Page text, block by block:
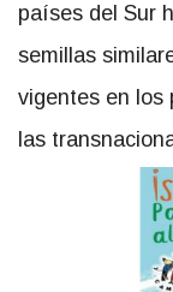
países del Sur
semillas
vigentes en los
las